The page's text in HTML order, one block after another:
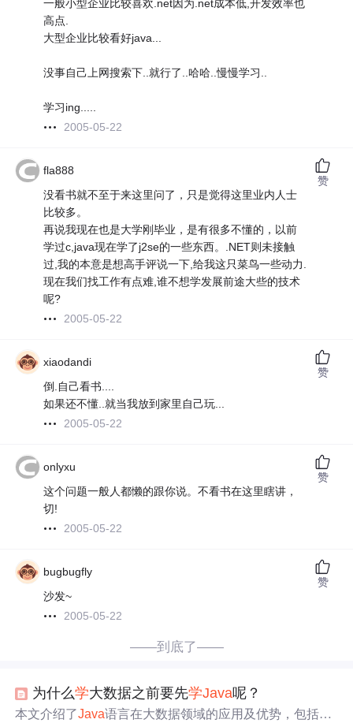
一般小型企业比较喜欢.net因为.net成本低,开发效率也
高点.
大型企业比较看好java...
没事自己上网搜索下..就行了..哈哈..慢慢学习..
学习ing.....
2005-05-22
fla888
没看书就不至于来这里问了，只是觉得这里业内人士
比较多。
再说我现在也是大学刚毕业，是有很多不懂的，以前
学过c,java现在学了j2se的一些东西。.NET则未接触
过,我的本意是想高手评说一下,给我这只菜鸟一些动力.
现在我们找工作有点难,谁不想学发展前途大些的技术
呢?
2005-05-22
赞
xiaodandi
倒.自己看书....
如果还不懂..就当我放到家里自己玩...
2005-05-22
赞
onlyxu
这个问题一般人都懒的跟你说。不看书在这里瞎讲，
切!
2005-05-22
赞
bugbugfly
沙发~
2005-05-22
赞
——到底了——
为什么学大数据之前要先学Java呢？
本文介绍了Java语言在大数据领域的应用及优势，包括其